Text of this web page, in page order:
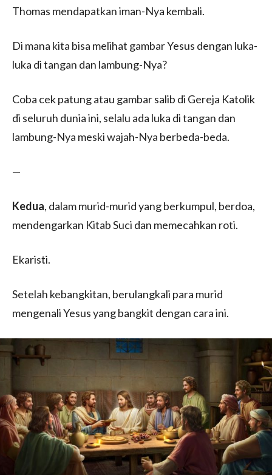
Thomas mendapatkan iman-Nya kembali.
Di mana kita bisa melihat gambar Yesus dengan luka-
luka di tangan dan lambung-Nya?
Coba cek patung atau gambar salib di Gereja Katolik
di seluruh dunia ini, selalu ada luka di tangan dan
lambung-Nya meski wajah-Nya berbeda-beda.
—
Kedua, dalam murid-murid yang berkumpul, berdoa,
mendengarkan Kitab Suci dan memecahkan roti.
Ekaristi.
Setelah kebangkitan, berulangkali para murid
mengenali Yesus yang bangkit dengan cara ini.